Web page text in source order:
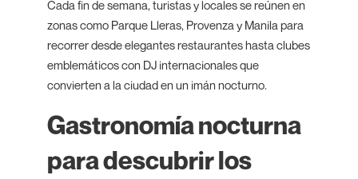
Cada fin de semana, turistas y locales se reúnen en
zonas como Parque Lleras, Provenza y Manila para
recorrer desde elegantes restaurantes hasta clubes
emblemáticos con DJ internacionales que
convierten a la ciudad en un imán nocturno.
Gastronomía nocturna
para descubrir los